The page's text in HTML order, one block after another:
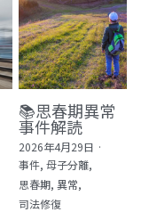
📚思春期異常
事件解読
2026年4月29日 ·
事件, 母子分離,
思春期, 異常,
司法修復